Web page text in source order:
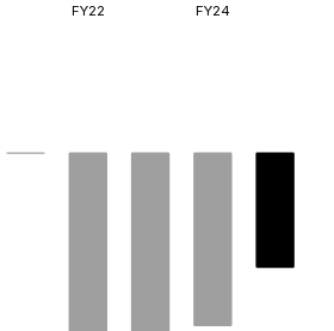
FY22 FY24